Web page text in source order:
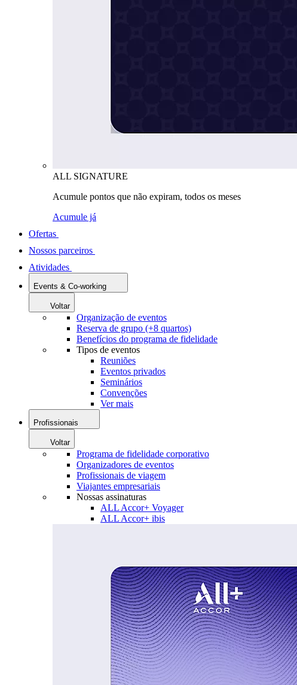
ALL SIGNATURE
Acumule pontos que não expiram, todos os meses
Acumule já
Ofertas
Nossos parceiros
Atividades
Events & Co-working
Voltar
Organização de eventos
Reserva de grupo (+8 quartos)
Benefícios do programa de fidelidade
Tipos de eventos
Reuniões
Eventos privados
Seminários
Convenções
Ver mais
Profissionais
Voltar
Programa de fidelidade corporativo
Organizadores de eventos
Profissionais de viagem
Viajantes empresariais
Nossas assinaturas
ALL Accor+ Voyager
ALL Accor+ ibis